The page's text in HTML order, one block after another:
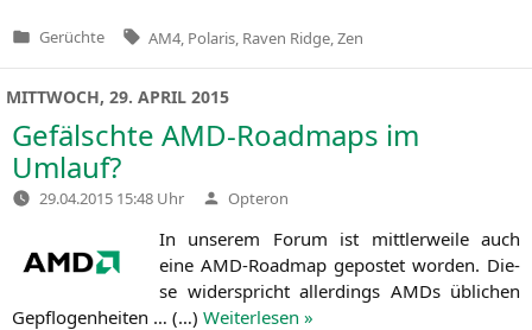
Veröffentlicht
Gerüchte Tags:
AM4 Polaris Raven Ridge Zen
MITTWOCH, 29. APRIL 2015
Gefälschte AMD-Roadmaps im
Umlauf?
29.04.2015 15:48 Uhr Verfasst
von
Opteron
In unse­rem Forum ist mitt­ler­wei­le auch
eine AMD-Road­map gepos­tet wor­den. Die­
se wider­spricht aller­dings AMDs übli­chen
Gepflo­gen­hei­ten … (…) Wei­ter­le­sen »